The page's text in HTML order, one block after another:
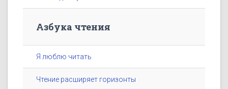
Азбука чтения
Я люблю читать
Чтение расширяет горизонты